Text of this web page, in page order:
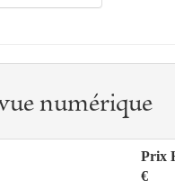
numérique
Prix
€